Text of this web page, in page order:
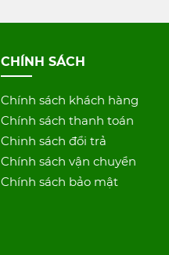
CHÍNH SÁCH
Chính sách khách hàng
Chính sách thanh toán
Chinh sách đổi trả
Chính sách vận chuyển
Chính sách bảo mật